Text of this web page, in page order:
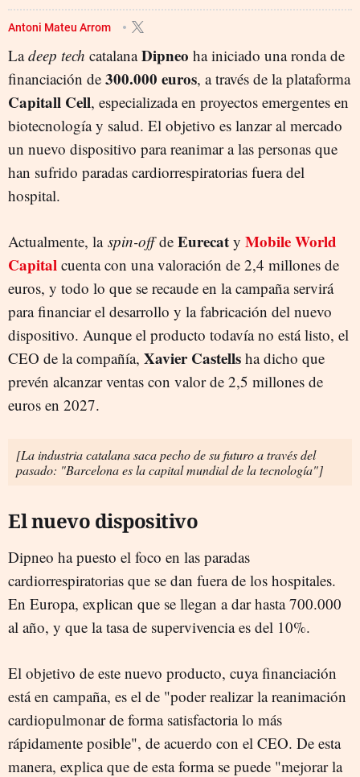
Antoni Mateu Arrom
Ladeep tech catalanaDipneo ha iniciado una ronda de
financiación de 300.000 euros, a través de la plataforma
Capitall Cell, especializada en proyectos emergentes en
biotecnología y salud. El objetivo es lanzar al mercado
un nuevo dispositivo para reanimar a las personas que
han sufrido paradas cardiorrespiratorias fuera del
hospital.
Actualmente, la spin-offde Eurecat y Mobile World
Capital cuenta con una valoración de 2,4 millones de
euros, y todo lo que se recaude en la campaña servirá
para financiar el desarrollo y la fabricación del nuevo
dispositivo. Aunque el producto todavía no está listo, el
CEO de la compañía, Xavier Castells ha dicho que
prevén alcanzar ventas con valor de 2,5 millones de
euros en 2027.
[La industria catalana saca pecho de su futuro a través del
pasado: "Barcelona es la capital mundial de la tecnología"]
El nuevo dispositivo
Dipneo ha puesto el foco en las paradas
cardiorrespiratorias que se dan fuera de los hospitales.
En Europa, explican que se llegan a dar hasta 700.000
al año, y que la tasa de supervivencia es del 10%.
El objetivo de este nuevo producto, cuya financiación
está en campaña, es el de "poder realizar la reanimación
cardiopulmonar de forma satisfactoria lo más
rápidamente posible", de acuerdo con el CEO. De esta
manera, explica que de esta forma se puede "mejorar la